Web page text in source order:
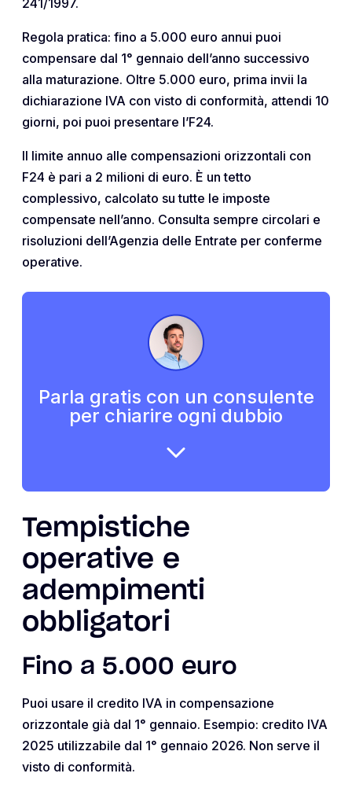
241/1997.
Regola pratica: fino a 5.000 euro annui puoi
compensare dal 1° gennaio dell’anno successivo
alla maturazione. Oltre 5.000 euro, prima invii la
dichiarazione IVA con visto di conformità, attendi 10
giorni, poi puoi presentare l’F24.
Il limite annuo alle compensazioni orizzontali con
F24 è pari a 2 milioni di euro. È un tetto
complessivo, calcolato su tutte le imposte
compensate nell’anno. Consulta sempre circolari e
risoluzioni dell’Agenzia delle Entrate per conferme
operative.
Parla gratis con un consulente
per chiarire ogni dubbio
Tempistiche
operative e
adempimenti
obbligatori
Fino a 5.000 euro
Puoi usare il credito IVA in compensazione
orizzontale già dal 1° gennaio. Esempio: credito IVA
2025 utilizzabile dal 1° gennaio 2026. Non serve il
visto di conformità.